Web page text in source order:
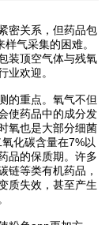
关系，但药品包
采集的困难。
装顶空气体与残氧
欢迎。
重点。氧气不但
使药品中的成分发
时氧也是大部分细菌
氧化碳含量在7%以
品的保质期。许多
链等类有机药品，
变质失效，甚至产生